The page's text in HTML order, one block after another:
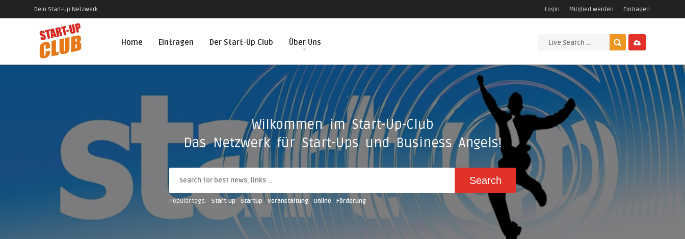
Dein Start-Up Netzwerk Login Mitglied werden Eintragen
Home Eintragen Der Start-Up Club Über Uns
Wilkommen im Start-Up-Club
Das Netzwerk für Start-Ups und Business Angels!
Popular tags: Start-Up Startup Veranstaltung Online Förderung